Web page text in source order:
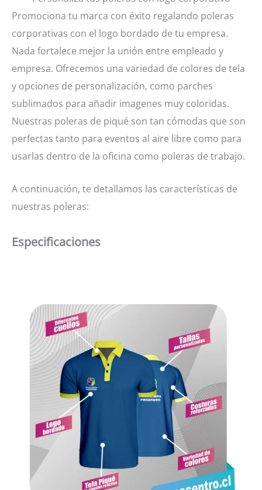
Promociona tu marca con éxito regalando poleras
corporativas con el logo bordado de tu empresa.
Nada fortalece mejor la unión entre empleado y
empresa. Ofrecemos una variedad de colores de tela
y opciones de personalización, como parches
sublimados para añadir imagenes muy coloridas.
Nuestras poleras de piqué son tan cómodas que son
perfectas tanto para eventos al aire libre como para
usarlas dentro de la oficina como poleras de trabajo.
A continuación, te detallamos las características de
nuestras poleras:
Especificaciones